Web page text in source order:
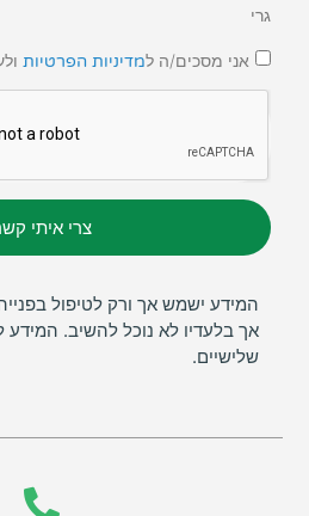
גרי
אני מסכים/ה למדיניות הפרטיות
צרי איתי
המידע ישמש אך ורק לטיפול
אך בלעדיו לא נוכל להשיב. המידע
שלישיים.